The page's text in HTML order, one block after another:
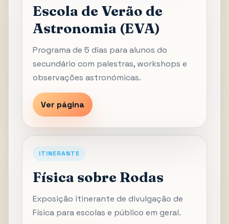
Escola de Verão de
Astronomia (EVA)
Programa de 5 dias para alunos do
secundário com palestras, workshops e
observações astronómicas.
Ver página
ITINERANTE
Física sobre Rodas
Exposição itinerante de divulgação de
Física para escolas e público em geral.